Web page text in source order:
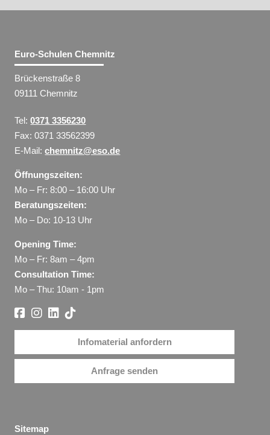
Euro-Schulen Chemnitz
Brückenstraße 8
09111 Chemnitz
Tel:0371 3356230
Fax: 0371 33562399
E-Mail:chemnitz@eso.de
Öffnungszeiten:
Mo – Fr: 8:00 – 16:00 Uhr
Beratungszeiten:
Mo – Do: 10-13 Uhr
Opening Time:
Mo – Fr: 8am – 4pm
Consultation Time:
Mo – Thu: 10am - 1pm
Infomaterial anfordern
Anfrage senden
Sitemap